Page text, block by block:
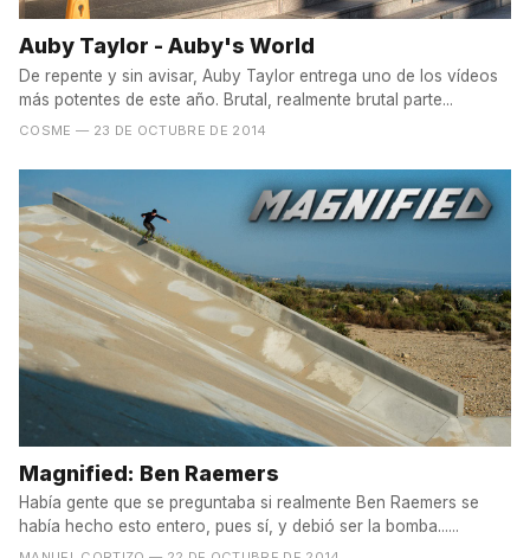
Auby Taylor - Auby's World
De repente y sin avisar, Auby Taylor entrega uno de los vídeos
más potentes de este año. Brutal, realmente brutal parte...
COSME — 23 DE OCTUBRE DE 2014
Magnified: Ben Raemers
Había gente que se preguntaba si realmente Ben Raemers se
había hecho esto entero, pues sí, y debió ser la bomba......